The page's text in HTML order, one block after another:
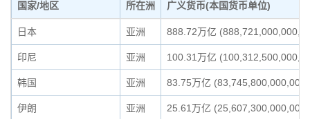
国家/地区 所在洲 广义货币(本国货币单位)
日本 亚洲 888.72万亿
印尼 亚洲 100.31万亿
韩国 亚洲 83.75万亿 (83,745,800,000,000)
伊朗 亚洲 25.61万亿 (25,607,300,000,000)